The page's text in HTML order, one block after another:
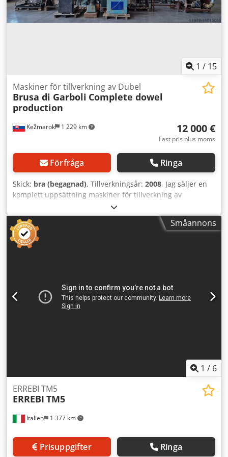
1 / 15
Kežmarok 1 229 km
Maskiner för tillverkning av Dubel
Brusa di Garboli Complete dowel
production
12 000 €
Fast pris plus moms
Förfråga Ringa
Skick: bra (begagnad), Tillverkningsår: 2008, Jag säljer en
komplett uppsättning maskiner för tillverkning av
trädubbar. Tillverkningsår: 1993–2008 Brusa di Garboli
TA30 Dedot I U Amopfx An Uock L. Loser AA200
Fräsmaskiner Kapmaskiner med matning Cylindriska
slipmaskiner Totalt 10 maskiner. Lämpliga för dubbar med
diameter 6, 8, 10, 12 och 16 mm. Mycket gott skick.
Småannons
1 / 6
Italien 1 377 km
ERREBI TM5
ERREBI TM5
Prisuppgifter Ringa